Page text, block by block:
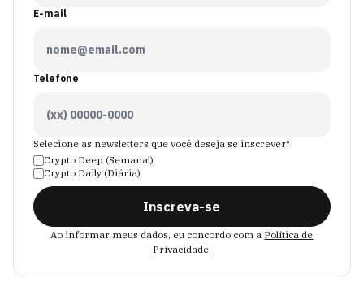
E-mail
Telefone
Selecione as newsletters que você deseja se inscrever*
Crypto Deep (Semanal)
Crypto Daily (Diária)
Inscreva-se
Ao informar meus dados, eu concordo com a Política de
Privacidade.